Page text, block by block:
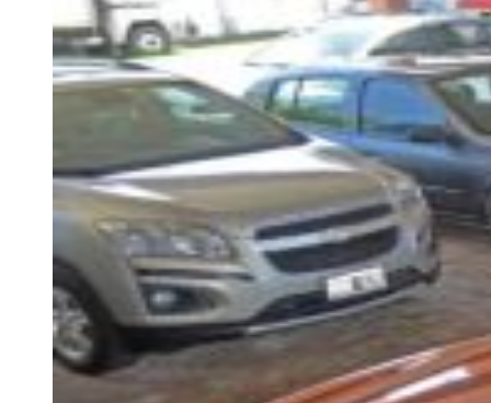
PROTAGONISTAS
EL NUEVE STREAMS
PROGRAMACIÓN
EN VIVO